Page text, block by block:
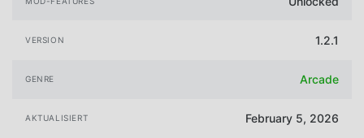
VERSION 1.2.1
GENRE Arcade
AKTUALISIERT February 5, 2026